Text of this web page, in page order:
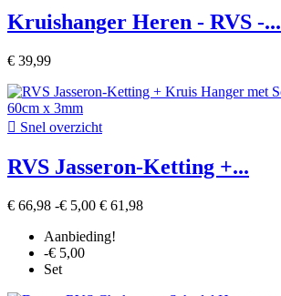
Kruishanger Heren - RVS -...
€ 39,99
 Snel overzicht
RVS Jasseron-Ketting +...
€ 66,98 -€ 5,00 € 61,98
Aanbieding!
-€ 5,00
Set